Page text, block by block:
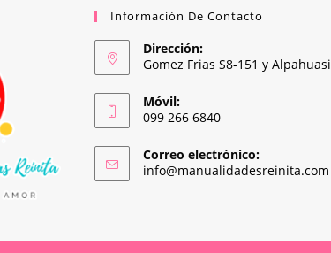
Información De Contacto
Dirección:
Gomez Frias S8-151 y Alpahuasi
Móvil:
099 266 6840
Correo electrónico:
info@manualidadesreinita.com